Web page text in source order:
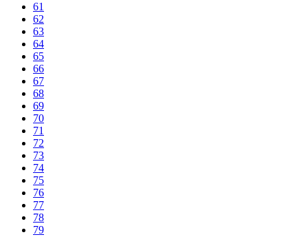
61
62
63
64
65
66
67
68
69
70
71
72
73
74
75
76
77
78
79